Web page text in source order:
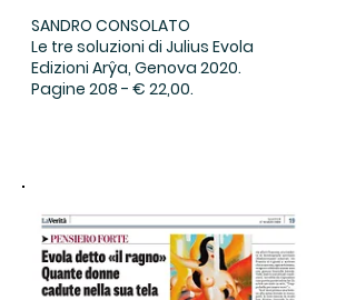
SANDRO CONSOLATO
Le tre soluzioni di Julius Evola
Edizioni Arŷa, Genova 2020.
Pagine 208 - € 22,00.